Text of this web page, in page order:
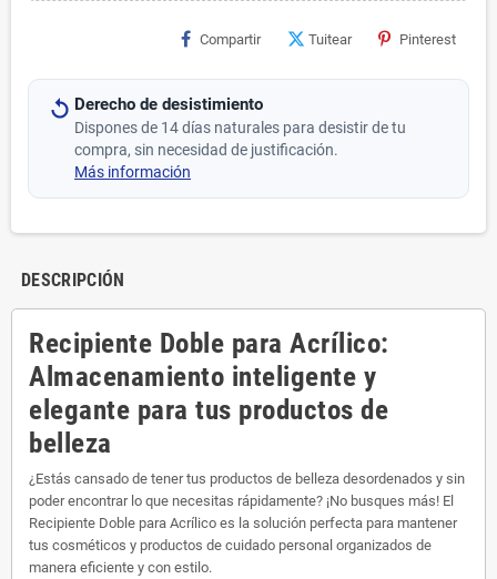
Compartir Tuitear Pinterest
Derecho de desistimiento
Dispones de 14 días naturales para desistir de tu
compra, sin necesidad de justificación.
Más información
DESCRIPCIÓN
Recipiente Doble para Acrílico:
Almacenamiento inteligente y
elegante para tus productos de
belleza
¿Estás cansado de tener tus productos de belleza desordenados y sin
poder encontrar lo que necesitas rápidamente? ¡No busques más! El
Recipiente Doble para Acrílico es la solución perfecta para mantener
tus cosméticos y productos de cuidado personal organizados de
manera eficiente y con estilo.